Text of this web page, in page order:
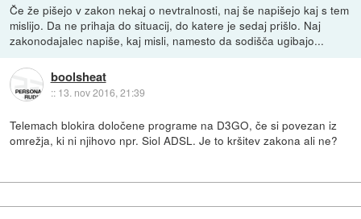
Če že pišejo v zakon nekaj o nevtralnosti, naj še napišejo kaj s tem
mislijo. Da ne prihaja do situacij, do katere je sedaj prišlo. Naj
zakonodajalec napiše, kaj misli, namesto da sodišča ugibajo...
boolsheat
:: 13. nov 2016, 21:39
Telemach blokira določene programe na D3GO, če si povezan iz
omrežja, ki ni njihovo npr. Siol ADSL. Je to kršitev zakona ali ne?